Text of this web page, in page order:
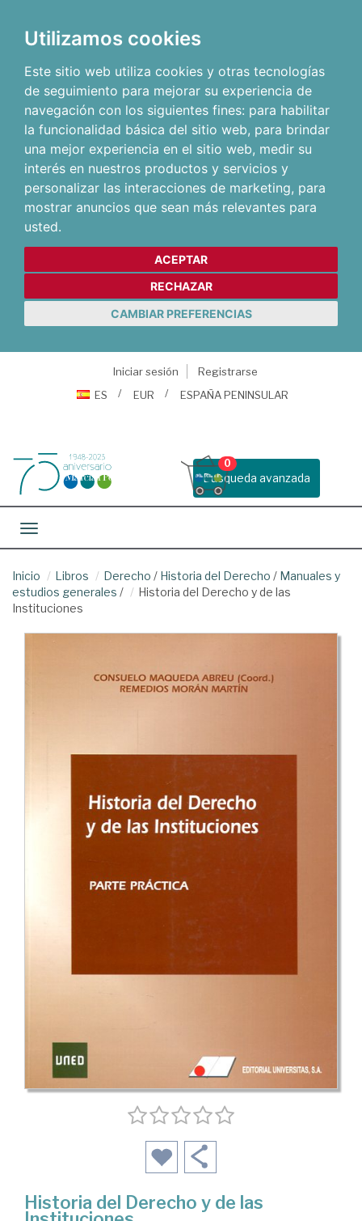
Utilizamos cookies
Este sitio web utiliza cookies y otras tecnologías
de seguimiento para mejorar su experiencia de
navegación con los siguientes fines: para habilitar
la funcionalidad básica del sitio web, para brindar
una mejor experiencia en el sitio web, medir su
interés en nuestros productos y servicios y
personalizar las interacciones de marketing, para
mostrar anuncios que sean más relevantes para
usted.
ACEPTAR
RECHAZAR
CAMBIAR PREFERENCIAS
Iniciar sesión
Registrarse
ES
EUR ESPAÑA PENINSULAR
Busqueda avanzada
0
Toggle navigation
Inicio Libros Derecho / Historia del Derecho / Manuales y
estudios generales /
Historia del Derecho y de las
Instituciones
Historia del Derecho y de las